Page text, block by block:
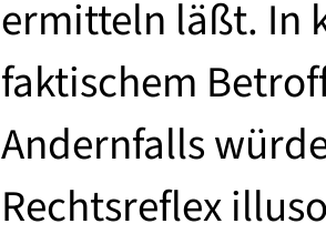
ermitteln läßt. In
faktischem
Andernfalls
Rechtsreflex